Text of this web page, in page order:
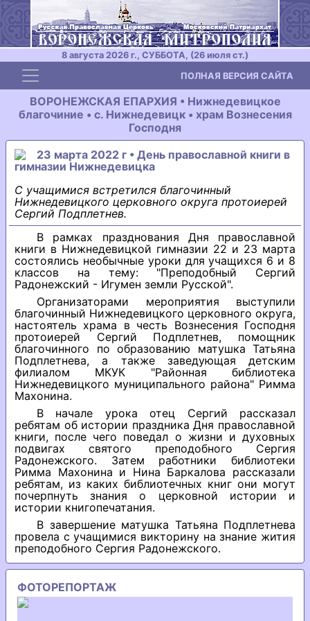
8 августа 2026 г., СУББОТА, (26 июля ст.)
Toggle navigation ПОЛНАЯ ВЕРСИЯ САЙТА
ВОРОНЕЖСКАЯ ЕПАРХИЯ • Нижнедевицкое
благочиние • с. Нижнедевицк • храм Вознесения
Господня
23 марта 2022 г • День православной книги в
гимназии Нижнедевицка
С учащимися встретился благочинный
Нижнедевицкого церковного округа протоиерей
Сергий Подплетнев.
В рамках празднования Дня православной
книги в Нижнедевицкой гимназии 22 и 23 марта
состоялись необычные уроки для учащихся 6 и 8
классов на тему: "Преподобный Сергий
Радонежский - Игумен земли Русской".
Организаторами мероприятия выступили
благочинный Нижнедевицкого церковного округа,
настоятель храма в честь Вознесения Господня
протоиерей Сергий Подплетнев, помощник
благочинного по образованию матушка Татьяна
Подплетнева, а также заведующая детским
филиалом МКУК "Районная библиотека
Нижнедевицкого муниципального района" Римма
Махонина.
В начале урока отец Сергий рассказал
ребятам об истории праздника Дня православной
книги, после чего поведал о жизни и духовных
подвигах святого преподобного Сергия
Радонежского. Затем работники библиотеки
Римма Махонина и Нина Баркалова рассказали
ребятам, из каких библиотечных книг они могут
почерпнуть знания о церковной истории и
истории книгопечатания.
В завершение матушка Татьяна Подплетнева
провела с учащимися викторину на знание жития
преподобного Сергия Радонежского.
ФОТОРЕПОРТАЖ